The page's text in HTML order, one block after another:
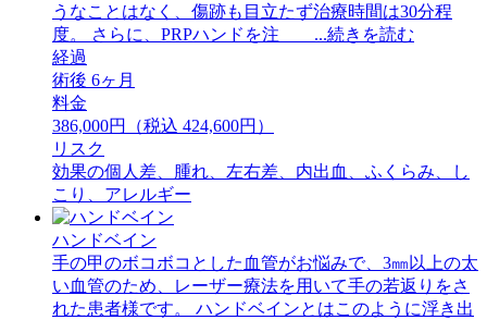
うなことはなく、傷跡も目立たず治療時間は30分程
度。 さらに、PRPハンドを注 ...続きを読む
経過
術後 6ヶ月
料金
386,000円（税込 424,600円）
リスク
効果の個人差、腫れ、左右差、内出血、ふくらみ、し
こり、アレルギー
ハンドベイン
手の甲のボコボコとした血管がお悩みで、3㎜以上の太
い血管のため、レーザー療法を用いて手の若返りをさ
れた患者様です。 ハンドベインとはこのように浮き出